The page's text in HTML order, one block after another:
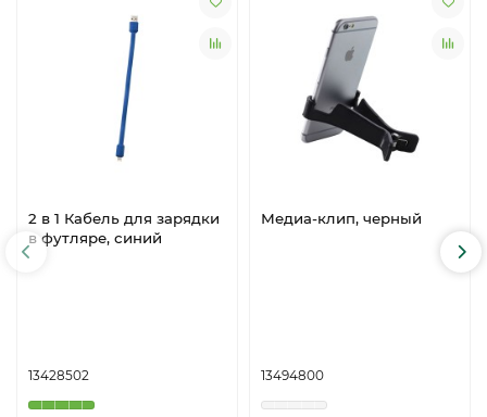
2 в 1 Кабель для зарядки
в футляре, синий
13428502
Медиа-клип, черный
13494800